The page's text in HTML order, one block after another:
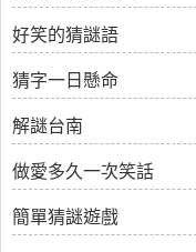
好笑的猜謎語
猜字一日懸命
解謎台南
做愛多久一次笑話
簡單猜謎遊戲